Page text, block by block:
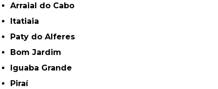
Arraial do Cabo
Itatiaia
Paty do Alferes
Bom Jardim
Iguaba Grande
Piraí